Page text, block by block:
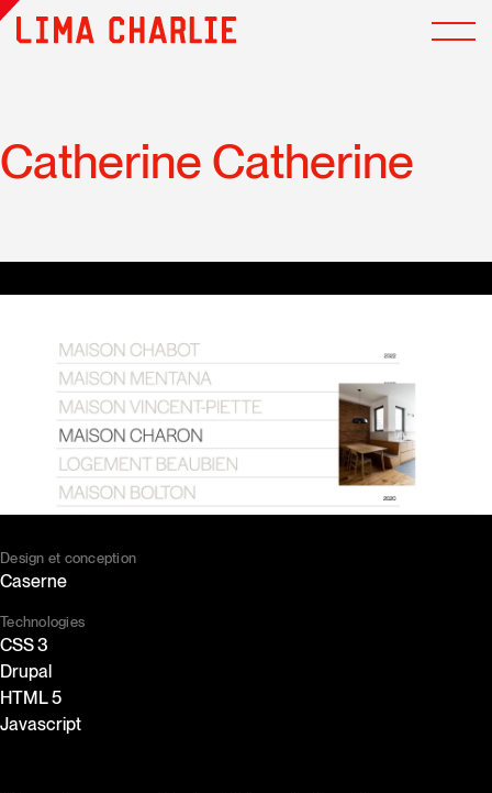
Catherine Catherine
Design et conception
Caserne
Technologies
CSS 3
Drupal
HTML 5
Javascript